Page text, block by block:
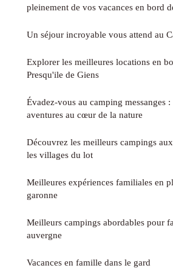
pleinement de vos vacances en bord
Un séjour incroyable vous attend au
Explorer les meilleures locations en
Presqu'ile de Giens
Évadez-vous au camping messanges :
aventures au cœur de la nature
Découvrez les meilleurs campings
les villages du lot
Meilleures expériences familiales en
garonne
Meilleurs campings abordables pour
auvergne
Vacances en famille dans le gard